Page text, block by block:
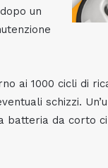
un
ai 1000 cicli di
schizzi.
batteria da corto